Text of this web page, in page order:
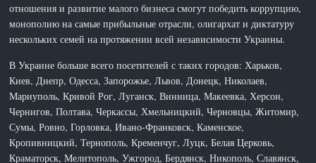
отношения и развитие малого бизнеса смогут победить коррупцию,
монополию на самые прибыльные отрасли, олигархат и диктатуру
нескольких семей на протяжении всей независимости Украины.
В Украине больше всего посетителей с таких городов: Харьков,
Киев, Днепр, Одесса, Запорожье, Львов, Донецк, Николаев,
Мариуполь, Кривой Рог, Луганск, Винница, Макеевка, Херсон,
Чернигов, Полтава, Черкассы, Хмельницкий, Черновцы, Житомир,
Сумы, Ровно, Горловка, Ивано-Франковск, Каменское,
Кропивницкий, Тернополь, Кременчуг, Луцк, Белая Церковь,
Краматорск, Мелитополь, Ужгород, Бердянск, Никополь, Славянск,